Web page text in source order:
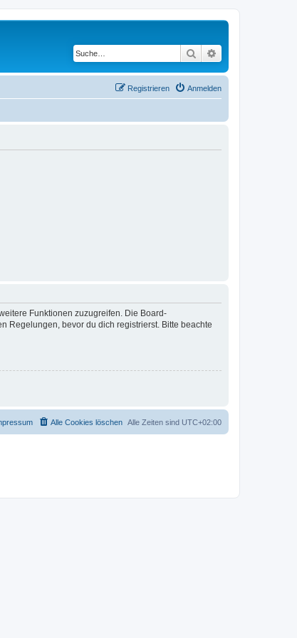
Suche
Anmelden
Registrieren
Funktionen zuzugreifen. Die Board-
Regelungen, bevor du dich registrierst. Bitte beachte
Alle Zeiten sind UTC+02:00
Alle Cookies löschen